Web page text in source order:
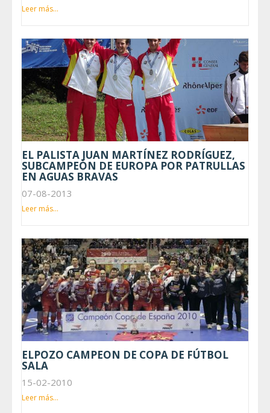
Leer más...
EL PALISTA JUAN MARTÍNEZ RODRÍGUEZ,
SUBCAMPEÓN DE EUROPA POR PATRULLAS
EN AGUAS BRAVAS
07-08-2013
Leer más...
ELPOZO CAMPEON DE COPA DE FÚTBOL
SALA
15-02-2010
Leer más...